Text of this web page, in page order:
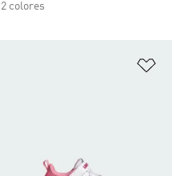
2 colores